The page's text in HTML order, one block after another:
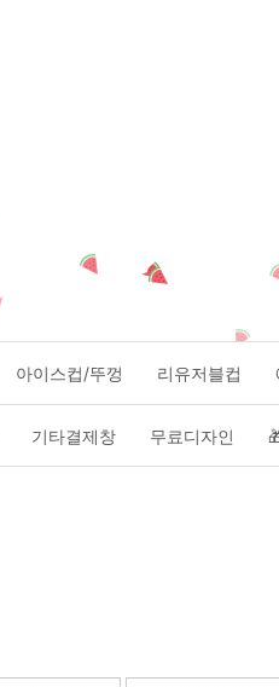
아이스컵/뚜껑 리유저블컵
기타결제창 무료디자인